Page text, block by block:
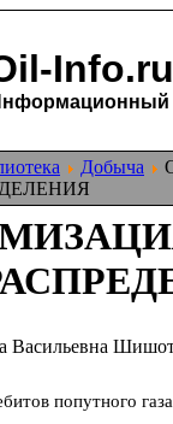
Info.ru
Добыча
Васильевна
попутного